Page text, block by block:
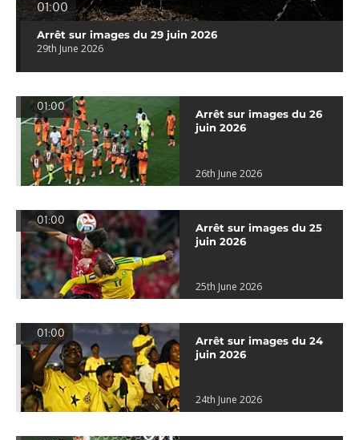
01:00
Arrêt sur images du 29 juin 2026
29th June 2026
01:00
Arrêt sur images du 26
juin 2026
26th June 2026
01:00
Arrêt sur images du 25
juin 2026
25th June 2026
01:00
Arrêt sur images du 24
juin 2026
24th June 2026